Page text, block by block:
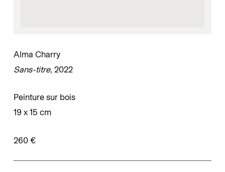
Alma Charry
Sans-titre, 2022
Peinture sur bois
19 x 15 cm
260 €